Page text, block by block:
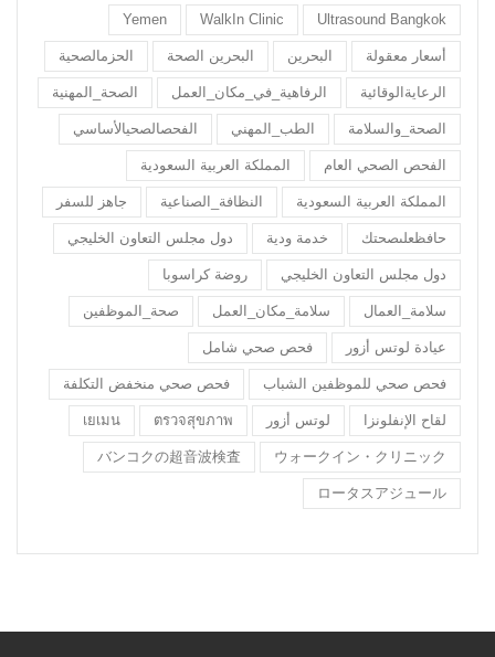
Ultrasound Bangkok
WalkIn Clinic
Yemen
أسعار معقولة البحرين البحرين الصحة الحزمالصحية
الرعايةالوقائية الرفاهية_في_مكان_العمل الصحة_المهنية
الصحة_والسلامة الطب_المهني الفحصالصحيالأساسي
الفحص الصحي العام المملكة العربية السعودية
المملكة العربية السعودية النظافة_الصناعية جاهز للسفر
حافظعلىصحتك خدمة ودية دول مجلس التعاون الخليجي
دول مجلس التعاون الخليجي روضة كراسوبا
سلامة_العمال سلامة_مكان_العمل صحة_الموظفين
عيادة لوتس أزور فحص صحي شامل
فحص صحي للموظفين الشباب فحص صحي منخفض التكلفة
لقاح الإنفلونزا لوتس أزور ตรวจสุขภาพ
เยเมน
ウォークイン・クリニック
バンコクの超音波検査
ロータスアジュール